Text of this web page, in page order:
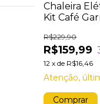
Chaleira
Kit Café
R$159,99
R$229,90
12 xde R$16,46
Atenção,